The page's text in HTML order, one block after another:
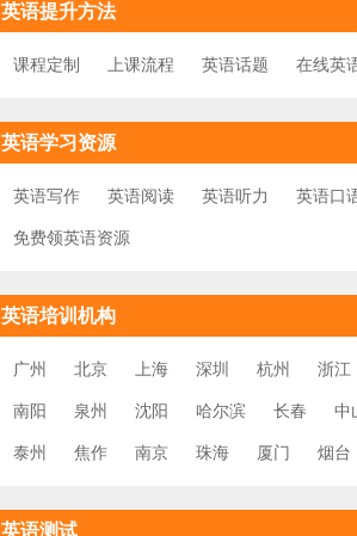
英语提升方法
课程定制 上课流程 英语话题 在线英
英语学习资源
英语写作 英语阅读 英语听力 英语口
免费领英语资源
英语培训机构
广州 北京 上海 深圳 杭州 浙江
南阳 泉州 沈阳 哈尔滨 长春 中
泰州 焦作 南京 珠海 厦门 烟台
英语测试